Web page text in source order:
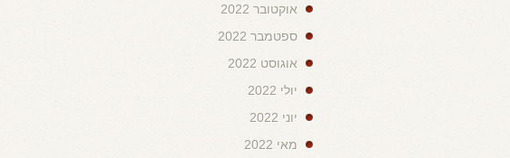
אוקטובר 2022
ספטמבר 2022
אוגוסט 2022
יולי 2022
יוני 2022
מאי 2022